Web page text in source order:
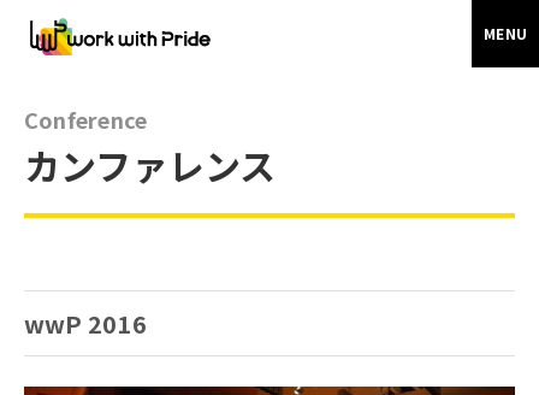
MENU
Conference
カンファレンス
wwP 2016